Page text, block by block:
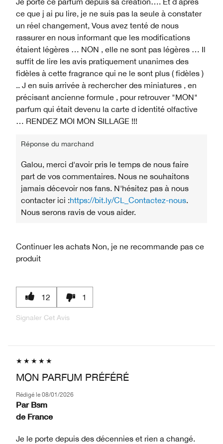
ce que j ai pu lire, je ne suis pas la seule à constater
un réel changement, Vous avez tenté de nous
rassurer en nous informant que les modifications
étaient légères … NON , elle ne sont pas légères … Il
suffit de lire les avis pratiquement unanimes des
fidèles à cette fragrance qui ne le sont plus ( fidèles )
.. J en suis arrivée à rechercher des miniatures , en
précisant ancienne formule , pour retrouver "MON"
parfum qui était devenu la carte d identité olfactive
… RENDEZ MOI MON SILLAGE !!!
Réponse du marchand
Galou, merci d'avoir pris le temps de nous faire
part de vos commentaires. Nous ne souhaitons
jamais décevoir nos fans. N'hésitez pas à nous
contacter ici :https://bit.ly/CL_Contactez-nous
Nous serons ravis de vous aider.
Continuer les achats Non, je ne recommande pas ce
produit
12 1
Signaler Cet Avis
MON PARFUM PRÉFÉRÉ
Rédigé le 08/01/2026
Par Bsm
de France
Je le porte depuis des décennies et rien a changé.